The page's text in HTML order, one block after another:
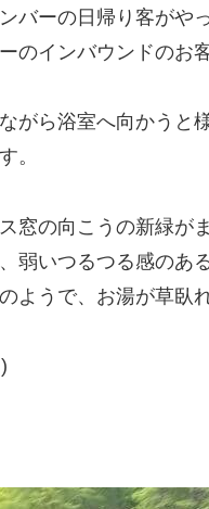
バーの日帰り客がや
のインバウンドのお
がら浴室へ向かうと
。
窓の向こうの新緑が
弱いつるつる感のあ
ようで、お湯が草臥